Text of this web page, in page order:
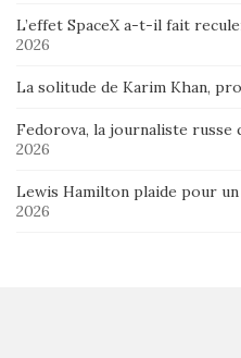
L’effet SpaceX a-t-il fait
2026
La solitude de Karim Khan,
Fedorova, la journaliste russe
2026
Lewis Hamilton plaide pour
2026